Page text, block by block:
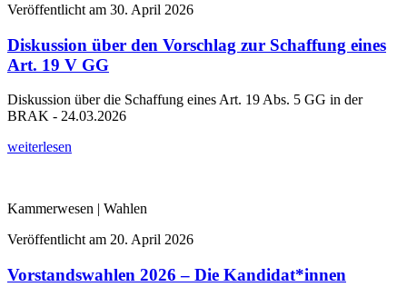
Veröffentlicht am 30. April 2026
Diskussion über den Vorschlag zur Schaffung eines
Art. 19 V GG
Diskussion über die Schaffung eines Art. 19 Abs. 5 GG in der
BRAK - 24.03.2026
weiterlesen
Kammerwesen | Wahlen
Veröffentlicht am 20. April 2026
Vorstandswahlen 2026 – Die Kandidat*innen